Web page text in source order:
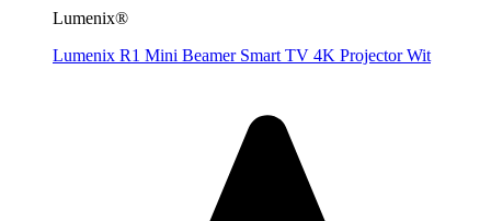
Lumenix®
Lumenix R1 Mini Beamer Smart TV 4K Projector Wit